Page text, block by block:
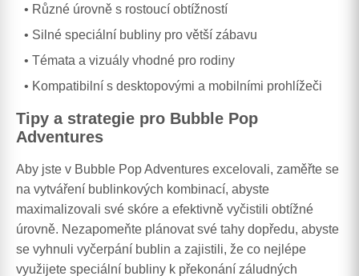
Různé úrovně s rostoucí obtížností
Silné speciální bubliny pro větší zábavu
Témata a vizuály vhodné pro rodiny
Kompatibilní s desktopovými a mobilními prohlížeči
Tipy a strategie pro Bubble Pop
Adventures
Aby jste v Bubble Pop Adventures excelovali, zaměřte se
na vytváření bublinkových kombinací, abyste
maximalizovali své skóre a efektivně vyčistili obtížné
úrovně. Nezapomeňte plánovat své tahy dopředu, abyste
se vyhnuli vyčerpání bublin a zajistili, že co nejlépe
využijete speciální bubliny k překonání záludných